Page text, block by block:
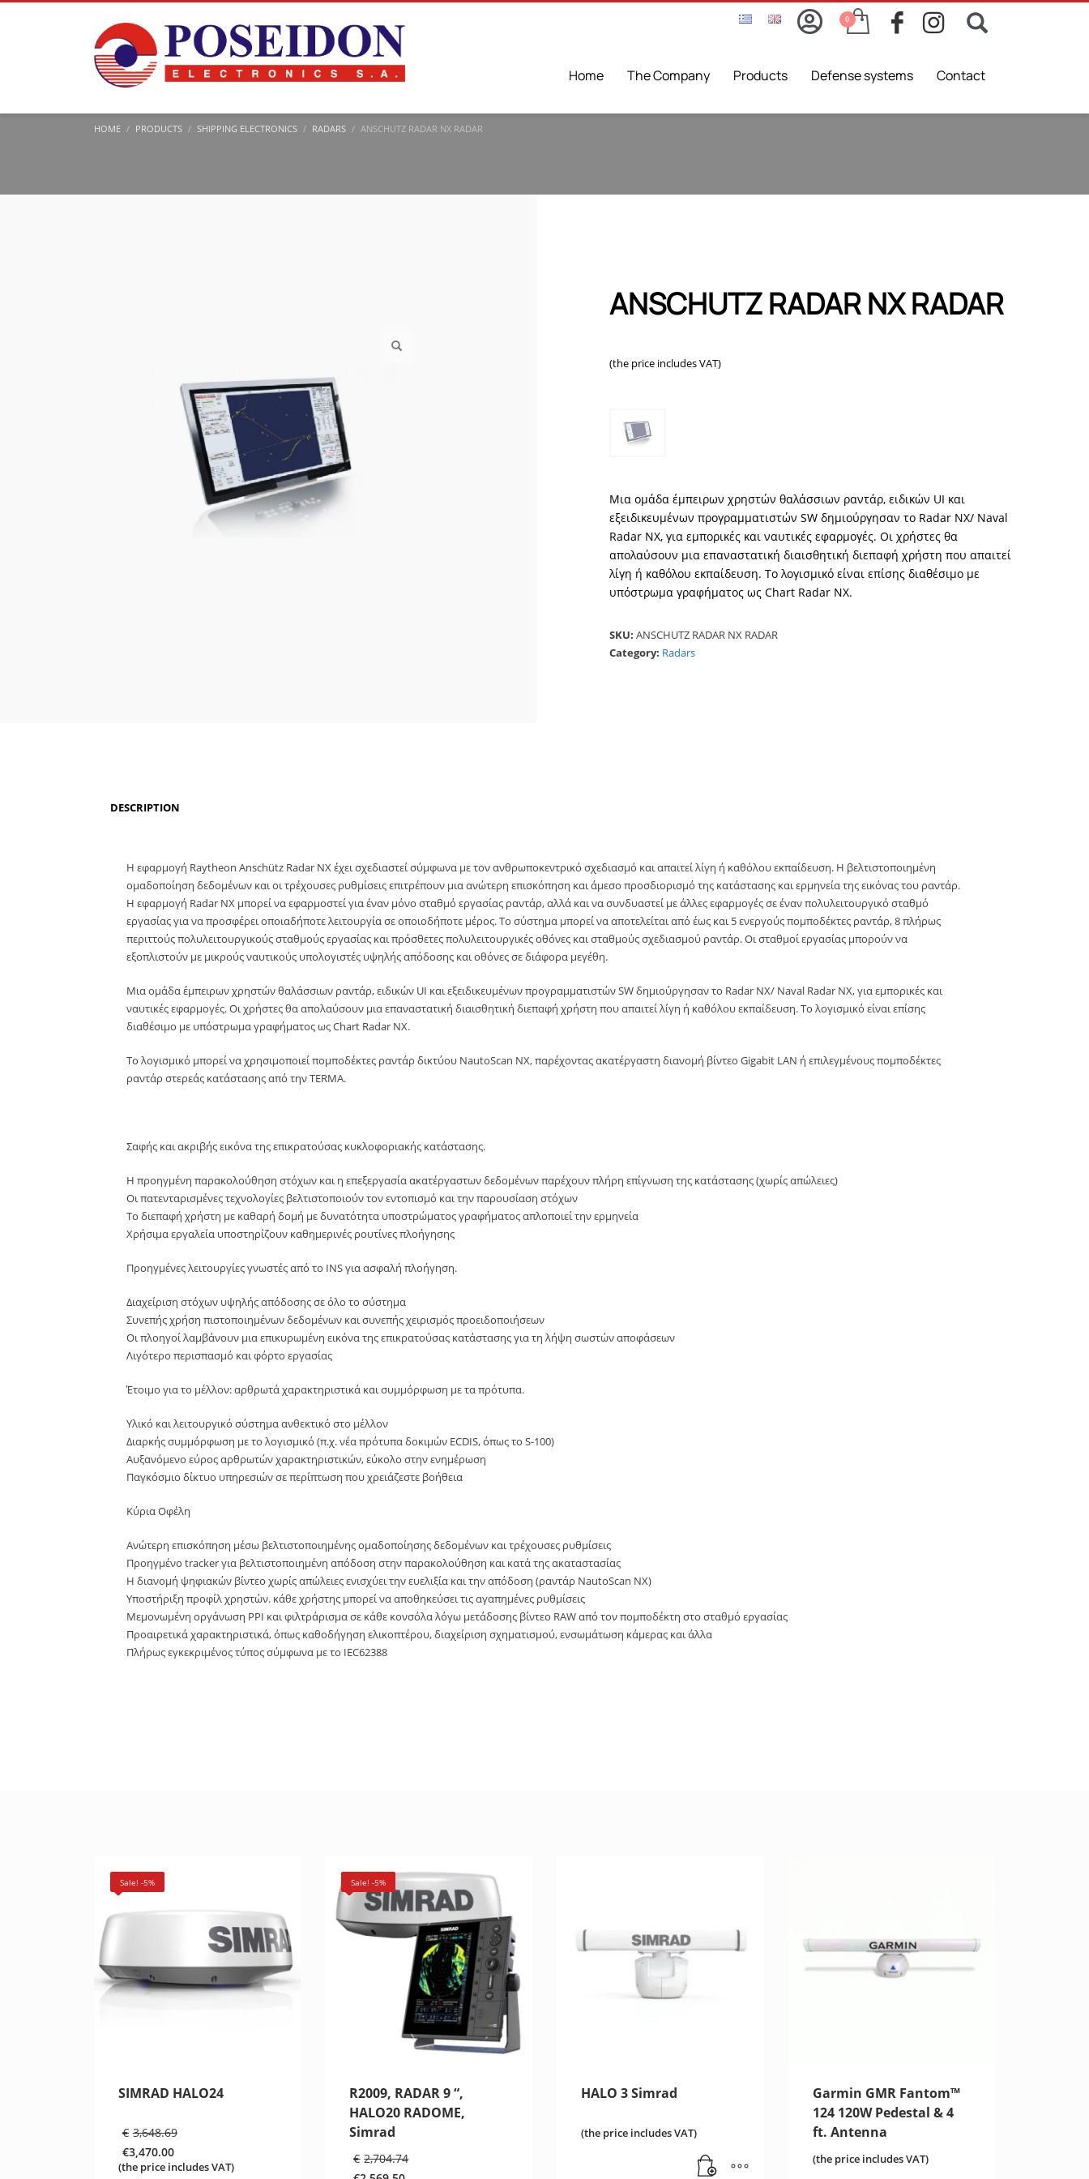
Home The Company Products Defense systems Contact
HOME PRODUCTS SHIPPING ELECTRONICS RADARS ANSCHUTZ RADAR NX RADAR
ANSCHUTZ RADAR NX RADAR
(the price includes VAT)
Μια ομάδα έμπειρων χρηστών θαλάσσιων ραντάρ, ειδικών UI και
εξειδικευμένων προγραμματιστών SW δημιούργησαν το Radar NX/ Naval
Radar NX, για εμπορικές και ναυτικές εφαρμογές. Οι χρήστες θα
απολαύσουν μια επαναστατική διαισθητική διεπαφή χρήστη που απαιτεί
λίγη ή καθόλου εκπαίδευση. Το λογισμικό είναι επίσης διαθέσιμο με
υπόστρωμα γραφήματος ως Chart Radar NX.
SKU: ANSCHUTZ RADAR NX RADAR
Category: Radars
DESCRIPTION
Η εφαρμογή Raytheon Anschütz Radar NX έχει σχεδιαστεί σύμφωνα με τον ανθρωποκεντρικό σχεδιασμό και απαιτεί λίγη ή καθόλου εκπαίδευση. Η βελτιστοποιημένη
ομαδοποίηση δεδομένων και οι τρέχουσες ρυθμίσεις επιτρέπουν μια ανώτερη επισκόπηση και άμεσο προσδιορισμό της κατάστασης και ερμηνεία της εικόνας του ραντάρ.
Η εφαρμογή Radar NX μπορεί να εφαρμοστεί για έναν μόνο σταθμό εργασίας ραντάρ, αλλά και να συνδυαστεί με άλλες εφαρμογές σε έναν πολυλειτουργικό σταθμό
εργασίας για να προσφέρει οποιαδήποτε λειτουργία σε οποιοδήποτε μέρος. Το σύστημα μπορεί να αποτελείται από έως και 5 ενεργούς πομποδέκτες ραντάρ, 8 πλήρως
περιττούς πολυλειτουργικούς σταθμούς εργασίας και πρόσθετες πολυλειτουργικές οθόνες και σταθμούς σχεδιασμού ραντάρ. Οι σταθμοί εργασίας μπορούν να
εξοπλιστούν με μικρούς ναυτικούς υπολογιστές υψηλής απόδοσης και οθόνες σε διάφορα μεγέθη.
Μια ομάδα έμπειρων χρηστών θαλάσσιων ραντάρ, ειδικών UI και εξειδικευμένων προγραμματιστών SW δημιούργησαν το Radar NX/ Naval Radar NX, για εμπορικές και
ναυτικές εφαρμογές. Οι χρήστες θα απολαύσουν μια επαναστατική διαισθητική διεπαφή χρήστη που απαιτεί λίγη ή καθόλου εκπαίδευση. Το λογισμικό είναι επίσης
διαθέσιμο με υπόστρωμα γραφήματος ως Chart Radar NX.
Το λογισμικό μπορεί να χρησιμοποιεί πομποδέκτες ραντάρ δικτύου NautoScan NX, παρέχοντας ακατέργαστη διανομή βίντεο Gigabit LAN ή επιλεγμένους πομποδέκτες
ραντάρ στερεάς κατάστασης από την TERMA.
Σαφής και ακριβής εικόνα της επικρατούσας κυκλοφοριακής κατάστασης.
Η προηγμένη παρακολούθηση στόχων και η επεξεργασία ακατέργαστων δεδομένων παρέχουν πλήρη επίγνωση της κατάστασης (χωρίς απώλειες)
Οι πατενταρισμένες τεχνολογίες βελτιστοποιούν τον εντοπισμό και την παρουσίαση στόχων
Το διεπαφή χρήστη με καθαρή δομή με δυνατότητα υποστρώματος γραφήματος απλοποιεί την ερμηνεία
Χρήσιμα εργαλεία υποστηρίζουν καθημερινές ρουτίνες πλοήγησης
Προηγμένες λειτουργίες γνωστές από το INS για ασφαλή πλοήγηση.
Διαχείριση στόχων υψηλής απόδοσης σε όλο το σύστημα
Συνεπής χρήση πιστοποιημένων δεδομένων και συνεπής χειρισμός προειδοποιήσεων
Οι πλοηγοί λαμβάνουν μια επικυρωμένη εικόνα της επικρατούσας κατάστασης για τη λήψη σωστών αποφάσεων
Λιγότερο περισπασμό και φόρτο εργασίας
Έτοιμο για το μέλλον: αρθρωτά χαρακτηριστικά και συμμόρφωση με τα πρότυπα.
Υλικό και λειτουργικό σύστημα ανθεκτικό στο μέλλον
Διαρκής συμμόρφωση με το λογισμικό (π.χ. νέα πρότυπα δοκιμών ECDIS, όπως το S-100)
Αυξανόμενο εύρος αρθρωτών χαρακτηριστικών, εύκολο στην ενημέρωση
Παγκόσμιο δίκτυο υπηρεσιών σε περίπτωση που χρειάζεστε βοήθεια
Κύρια Οφέλη
Ανώτερη επισκόπηση μέσω βελτιστοποιημένης ομαδοποίησης δεδομένων και τρέχουσες ρυθμίσεις
Προηγμένο tracker για βελτιστοποιημένη απόδοση στην παρακολούθηση και κατά της ακαταστασίας
Η διανομή ψηφιακών βίντεο χωρίς απώλειες ενισχύει την ευελιξία και την απόδοση (ραντάρ NautoScan NX)
Υποστήριξη προφίλ χρηστών. κάθε χρήστης μπορεί να αποθηκεύσει τις αγαπημένες ρυθμίσεις
Μεμονωμένη οργάνωση PPI και φιλτράρισμα σε κάθε κονσόλα λόγω μετάδοσης βίντεο RAW από τον πομποδέκτη στο σταθμό εργασίας
Προαιρετικά χαρακτηριστικά, όπως καθοδήγηση ελικοπτέρου, διαχείριση σχηματισμού, ενσωμάτωση κάμερας και άλλα
Πλήρως εγκεκριμένος τύπος σύμφωνα με το IEC62388
Sale! -5%
SIMRAD HALO24
€ 3,648.69
was:
€3,648.69.
€3,470.00
Current
(the price includes VAT)
Sale! -5%
R2009, RADAR 9 “,
HALO20 RADOME,
Simrad
€ 2,704.74
HALO 3 Simrad
(the price includes VAT)
Garmin GMR Fantom™
124 120W Pedestal & 4
ft. Αntenna
(the price includes VAT)